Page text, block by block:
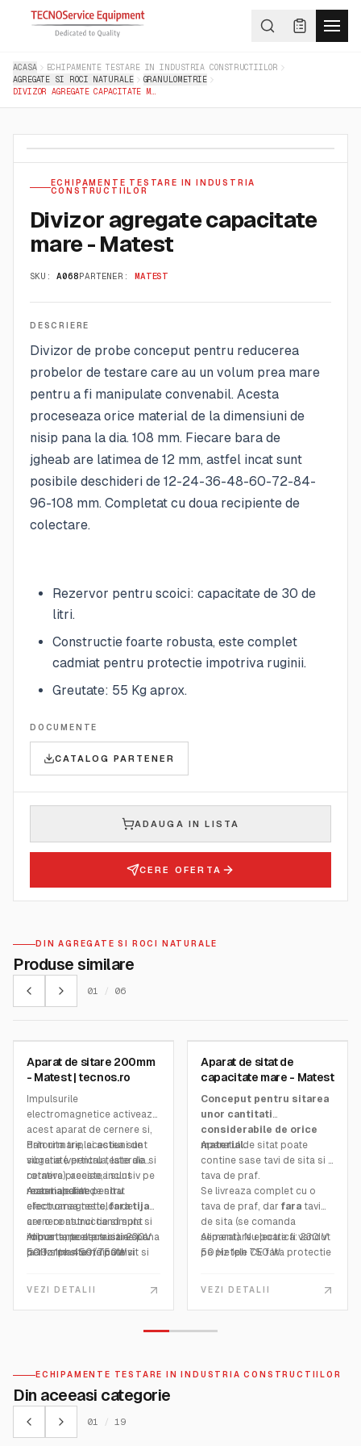
ACASA
ECHIPAMENTE TESTARE IN INDUSTRIA CONSTRUCTIILOR
AGREGATE SI ROCI NATURALE
GRANULOMETRIE
ECHIPAMENTE TESTARE IN INDUSTRIA
CONSTRUCTIILOR
Divizor agregate capacitate
mare - Matest
SKU: A068PARTENER: MATEST
DESCRIERE
Divizor de probe conceput pentru reducerea
probelor de testare care au un volum prea mare
pentru a fi manipulate convenabil. Acesta
proceseaza orice material de la dimensiuni de
nisip pana la dia. 108 mm. Fiecare bara de
jgheab are latimea de 12 mm, astfel incat sunt
posibile deschideri de 12-24-36-48-60-72-84-
96-108 mm. Completat cu doua recipiente de
colectare.
Rezervor pentru scoici: capacitate de 30 de
litri.
Constructie foarte robusta, este complet
cadmiat pentru protectie impotriva ruginii.
Greutate: 55 Kg aprox.
DOCUMENTE
CATALOG PARTENER
ADAUGA IN LISTA
CERE OFERTA
DIN AGREGATE SI ROCI NATURALE
Produse similare
01 / 06
SKU:A059-11
Aparat de sitare 200mm
- Matest | tecnos.ro
Impulsurile
electromagnetice activeaza
acest aparat de cernere si,
datorita triplei actiuni de
vibratie (verticala, laterala si
rotativa), acestea sunt
recomandate pentru
efectuarea testelor de
cernere atunci cand sunt
importante o precizie si o
performanta ridicate si
Prin urmare, acestea sunt
sugerate pentru teste de
cernere precise, inclusiv pe
materiale fine.
Acest aparat de sitat
electromagnetic,fara tija
are o constructie simpla si
robusta, poate sustine pana
la 10 site si este potrivit si
Alimentare electrica: 230V
50Hz 1ph 450/750W
VEZI DETALII
SKU:A061N
Aparat de sitat de
capacitate mare - Matest
Conceput pentru sitarea
unor cantitati
considerabile de orice
material.
Aparatul de sitat poate
contine sase tavi de sita si o
tava de praf.
Se livreaza complet cu o
tava de praf, dar fara tavi
de sita (se comanda
separat). Nu poate fi vandut
pe pietele CE fara protectie
Alimentare electrica: 230 V
50 Hz 1ph 750 W
VEZI DETALII
ECHIPAMENTE TESTARE IN INDUSTRIA CONSTRUCTIILOR
Din aceeasi categorie
01 / 19